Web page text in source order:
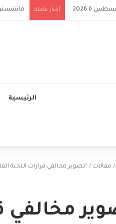
6 2026 أخبار عاجلة مانشستر
الرئيسية
/ مقالات / “تصوير مخالفي قرارات اللجنة
مخالفي